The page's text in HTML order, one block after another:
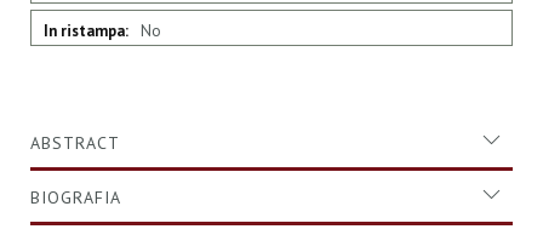
No
ABSTRACT
BIOGRAFIA